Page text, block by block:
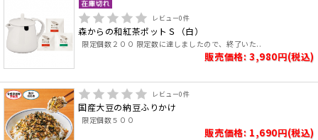
レビュー0件
森からの和紅茶ポットＳ（白）
限定個数２００ 限定数に達しましたので、終了いた..
販売価格: 3,980円(税込)
レビュー0件
国産大豆の納豆ふりかけ
限定個数５００
販売価格: 1,690円(税込)